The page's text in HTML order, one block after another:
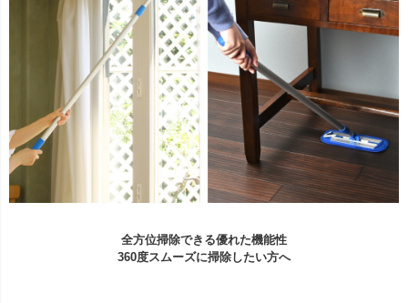
全方位掃除できる優れた機能性
360度スムーズに掃除したい方へ